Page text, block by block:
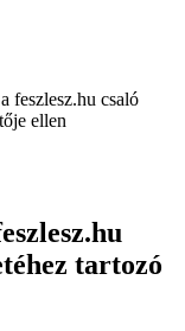
feszlesz.hu csaló
ellen
tartozó